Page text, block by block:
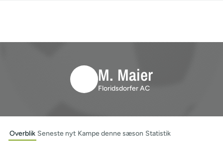
M. Maier
Floridsdorfer AC
Overblik Seneste nyt Kampe denne sæson Statistik